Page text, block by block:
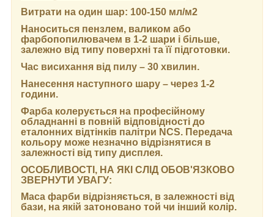
Витрати на один шар: 100-150 мл/м2
Наноситься пензлем, валиком або
фарбопопилювачем в 1-2 шари і більше,
залежно від типу поверхні та її підготовки.
Час висихання від пилу – 30 хвилин.
Нанесення наступного шару – через 1-2
години.
Фарба колерується на професійному
обладнанні в повній відповідності до
еталонних відтінків палітри NCS. Передача
кольору може незначно відрізнятися в
залежності від типу дисплея.
ОСОБЛИВОСТІ, НА ЯКІ СЛІД ОБОВ'ЯЗКОВО
ЗВЕРНУТИ УВАГУ:
Маса фарби відрізняється, в залежності від
бази, на якій затоновано той чи інший колір.